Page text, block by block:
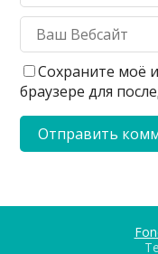
Сохраните моё
браузере для